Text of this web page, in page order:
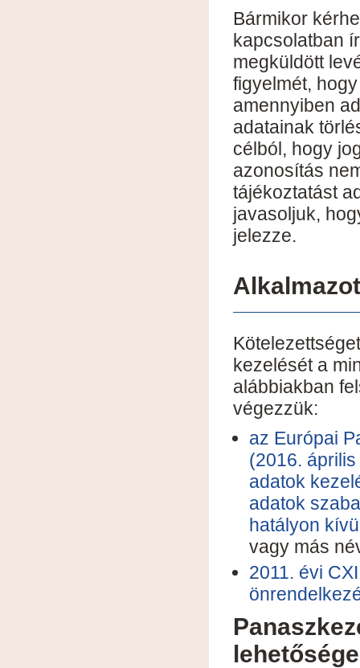
Bármikor
kapcsolatban
megküldött
figyelmét,
amennyiben
adatainak
célból, hogy
azonosítás
tájékoztatást
javasoljuk,
jelezze.
kezelését a
alábbiakban
végezzük:
az Európai
(2016.
adatok
adatok
hatályon
vagy más
2011. évi